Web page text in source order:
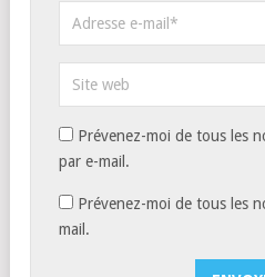
Prévenez-moi de tous les
par e-mail.
Prévenez-moi de tous les
mail.